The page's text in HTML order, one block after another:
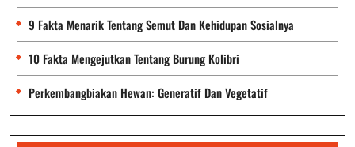
9 Fakta Menarik Tentang Semut Dan Kehidupan Sosialnya
10 Fakta Mengejutkan Tentang Burung Kolibri
Perkembangbiakan Hewan: Generatif Dan Vegetatif